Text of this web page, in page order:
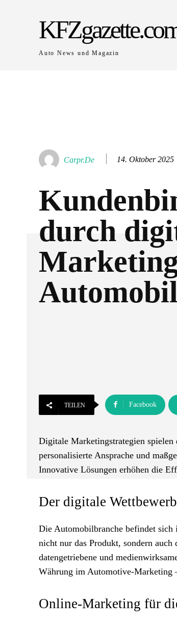
Auto News und Magazin
Carpr.de 14. Oktober 2025
durch
TEILEN Facebook
Digitale Marketingstrategien
personalisierte Ansprache und
Innovative Lösungen erhöhen die
Der digitale
Die Automobilbranche befindet
nicht nur das Produkt, sondern
datengetriebene und
Währung im Automotive-Marketing
Online-Marketing für